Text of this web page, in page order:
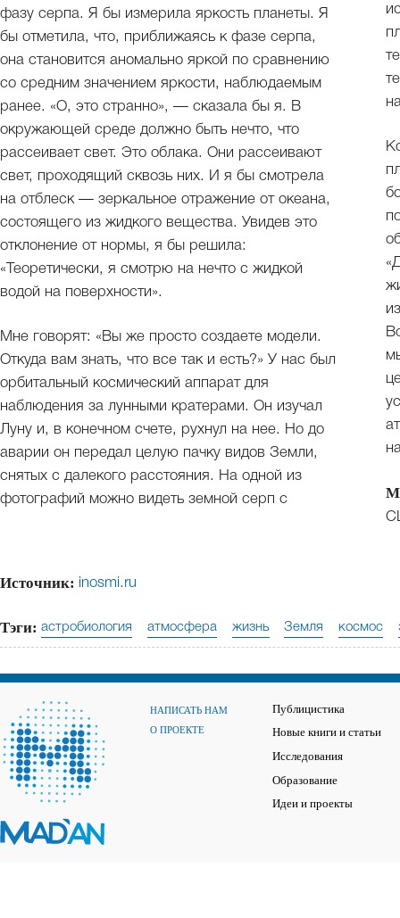
фазу серпа. Я бы измерила яркость планеты. Я
бы отметила, что, приближаясь к фазе серпа,
она становится аномально яркой по сравнению
со средним значением яркости, наблюдаемым
ранее. «О, это странно», — сказала бы я. В
окружающей среде должно быть нечто, что
рассеивает свет. Это облака. Они рассеивают
свет, проходящий сквозь них. И я бы смотрела
на отблеск — зеркальное отражение от океана,
состоящего из жидкого вещества. Увидев это
отклонение от нормы, я бы решила:
«Теоретически, я смотрю на нечто с жидкой
водой на поверхности».
Мне говорят: «Вы же просто создаете модели.
Откуда вам знать, что все так и есть?» У нас был
орбитальный космический аппарат для
наблюдения за лунными кратерами. Он изучал
Луну и, в конечном счете, рухнул на нее. Но до
аварии он передал целую пачку видов Земли,
снятых с далекого расстояния. На одной из
фотографий можно видеть земной серп с
Источник: inosmi.ru
Тэги: астробиология атмосфера жизнь Земля космос
НАПИСАТЬ НАМ
О ПРОЕКТЕ
Публицистика
Новые книги и статьи
Исследования
Образование
Идеи и проекты